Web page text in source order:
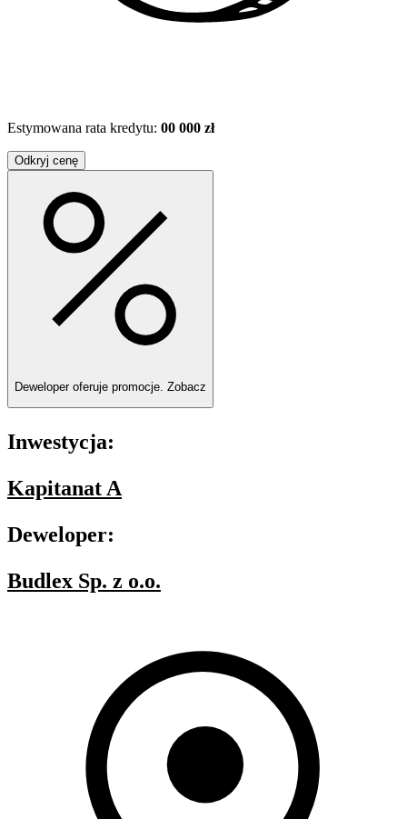
Estymowana rata kredytu: 00 000 zł
Odkryj cenę
Deweloper oferuje promocje. Zobacz
Inwestycja:
Kapitanat A
Deweloper:
Budlex Sp. z o.o.